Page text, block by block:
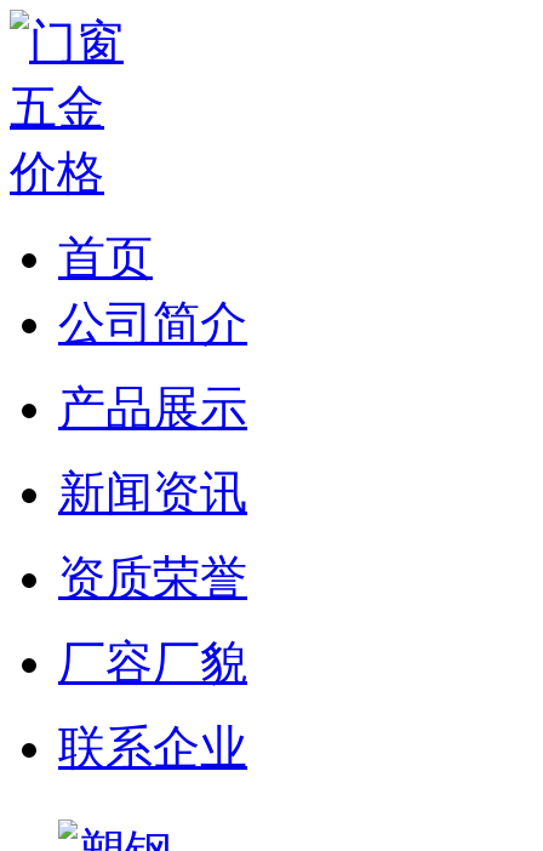
首页
公司简介
产品展示
新闻资讯
资质荣誉
厂容厂貌
联系企业